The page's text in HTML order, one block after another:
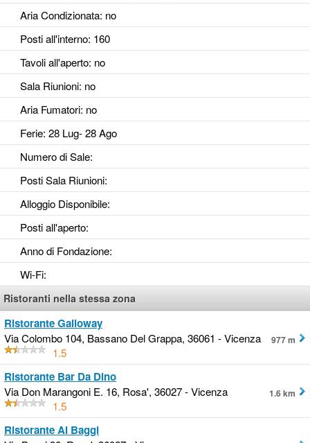
Aria Condizionata: no
Posti all'interno: 160
Tavoli all'aperto: no
Sala Riunioni: no
Aria Fumatori: no
Ferie: 28 Lug- 28 Ago
Numero di Sale:
Posti Sala Riunioni:
Alloggio Disponibile:
Posti all'aperto:
Anno di Fondazione:
Wi-Fi:
Ristoranti nella stessa zona
Ristorante Galloway
Via Colombo 104, Bassano Del Grappa, 36061 - Vicenza
1.5
977 m
Ristorante Bar Da Dino
Via Don Marangoni E. 16, Rosa', 36027 - Vicenza
1.5
1.6 km
Ristorante Ai Baggi